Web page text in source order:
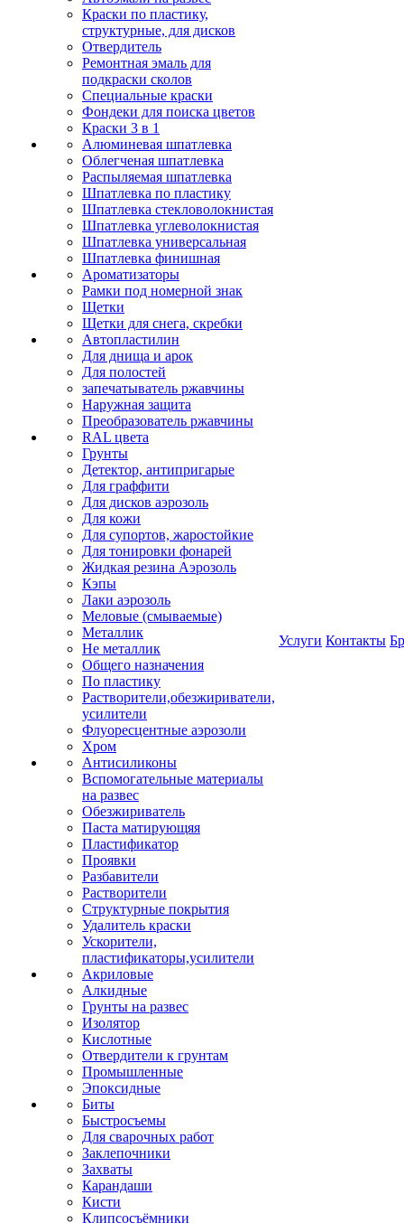
Краски по пластику,
структурные, для дисков
Отвердитель
Ремонтная эмаль для
подкраски сколов
Специальные краски
Фондеки для поиска цветов
Краски 3 в 1
Алюминевая шпатлевка
Облегченая шпатлевка
Распыляемая шпатлевка
Шпатлевка по пластику
Шпатлевка стекловолокнистая
Шпатлевка углеволокнистая
Шпатлевка универсальная
Шпатлевка финишная
Ароматизаторы
Рамки под номерной знак
Щетки
Щетки для снега, скребки
Автопластилин
Для днища и арок
Для полостей
запечатыватель ржавчины
Наружная защита
Преобразователь ржавчины
RAL цвета
Грунты
Детектор, антипригарые
Для граффити
Для дисков аэрозоль
Для кожи
Для супортов, жаростойкие
Для тонировки фонарей
Жидкая резина Аэрозоль
Кэпы
Лаки аэрозоль
Меловые (смываемые)
Металлик
Не металлик
Общего назначения
По пластику
Растворители,обезжириватели,
усилители
Флуоресцентные аэрозоли
Хром
Антисиликоны
Вспомогательные материалы
на развес
Обезжириватель
Паста матирующяя
Пластификатор
Проявки
Разбавители
Растворители
Структурные покрытия
Удалитель краски
Ускорители,
пластификаторы,усилители
Акриловые
Алкидные
Грунты на развес
Изолятор
Кислотные
Отвердители к грунтам
Промышленные
Эпоксидные
Биты
Быстросъемы
Для сварочных работ
Заклепочники
Захваты
Карандаши
Кисти
Клипсосъёмники
Услуги Контакты